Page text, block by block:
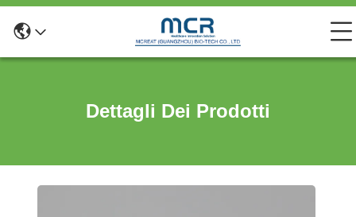
Dettagli Dei Prodotti